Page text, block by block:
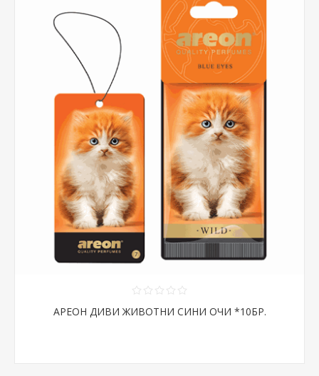
АРЕОН ДИВИ ЖИВОТНИ СИНИ ОЧИ *10БР.